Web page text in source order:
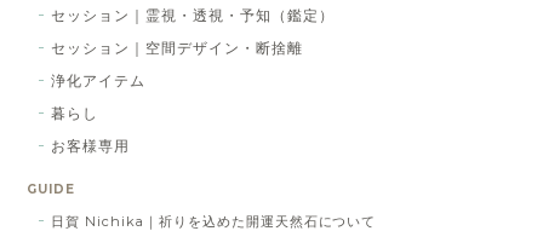
セッション｜霊視・透視・予知（鑑定）
セッション｜空間デザイン・断捨離
浄化アイテム
暮らし
お客様専用
GUIDE
日賀 Nichika｜祈りを込めた開運天然石について